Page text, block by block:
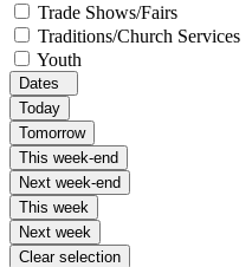
Trade Shows/Fairs
Traditions/Church Services
Youth
Dates
Today
Tomorrow
This week-end
Next week-end
This week
Next week
Clear selection